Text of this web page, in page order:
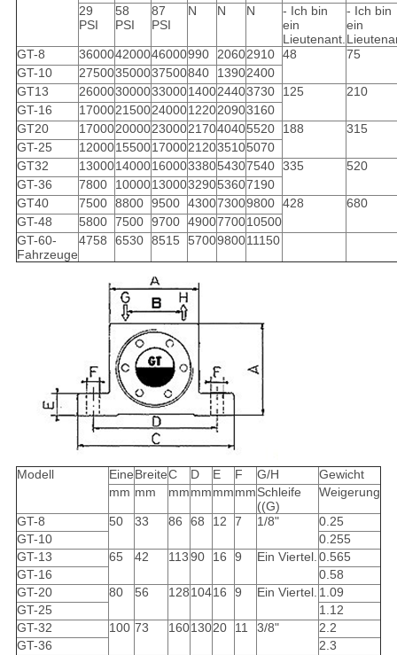
29
PSI
58
PSI
87
PSI
N N N
- Ich bin
ein
Lieutenant.
- Ich bin
ein
GT-8
360004200046000990 20602910 48
75
GT-10
275003500037500840 13902400
GT13
260003000033000140024403730 125
210
GT-16
170002150024000122020903160
GT20
170002000023000217040405520 188
315
GT-25
120001550017000212035105070
GT32
130001400016000338054307540 335
520
GT-36
7800 1000013000329053607190
GT40
7500 8800 9500 430073009800 428
680
GT-48
5800 7500 9700 4900770010500
GT-60-
Fahrzeuge
4758 6530 8515 5700980011150
Modell EineBreiteC D E F G/H
Gewicht
mm mm mmmmmmmmSchleife
((G)
Weigerung
GT-8 50 33 86 68 12 7 1/8"
0.25
GT-10
0.255
GT-13
65 42 11390 16 9 Ein Viertel.0.565
GT-16
0.58
GT-20
80 56 12810416 9 Ein Viertel. 1.09
GT-25
1.12
GT-32
100 73 16013020 11 3/8"
2.2
GT-36
2.3